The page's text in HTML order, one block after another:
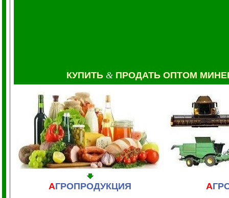
КУПИТЬ & ПРОДАТЬ ОПТОМ
АГРОПРОДУКЦИЯ А